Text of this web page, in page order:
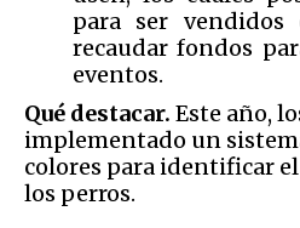
para ser
recaudar fondos
eventos.
Qué destacar. Este año,
implementado un
colores para identificar
los perros.